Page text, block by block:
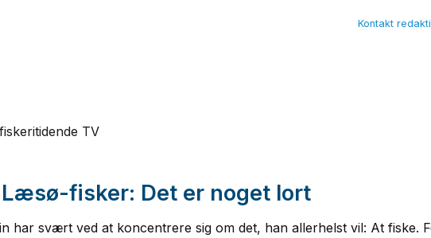
Kontakt
fiskeritidende TV
Læsø-fisker: Det er noget lort
har svært ved at koncentrere sig om det, han allerhelst vil: At fiske.